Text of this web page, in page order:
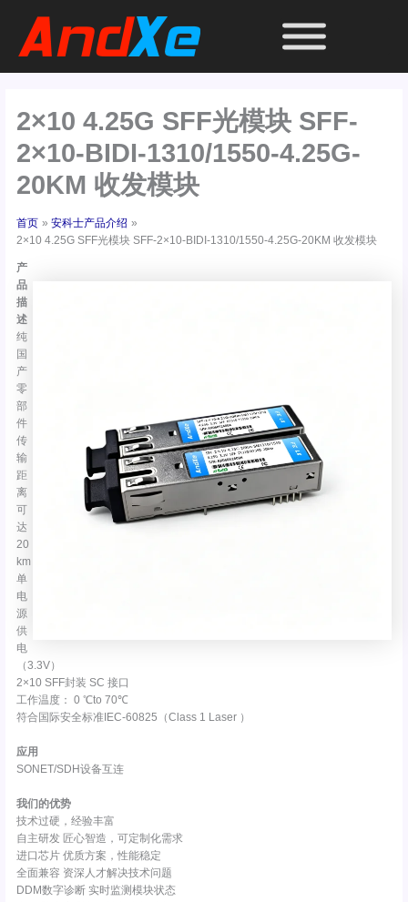
2×10 4.25G SFF光模块 SFF-
2×10-BIDI-1310/1550-4.25G-
20KM 收发模块
首页
安科士产品介绍
2×10 4.25G SFF光模块 SFF-2×10-BIDI-1310/1550-4.25G-20KM 收发模块
产
品
描
述
纯
国
产
零
部
件
传
输
距
离
可
达
20
km
单
电
源
供
电
（3.3V）
2×10 SFF封装 SC 接口
工作温度： 0 ℃to 70℃
符合国际安全标准IEC-60825（Class 1 Laser ）
应用
SONET/SDH设备互连
我们的优势
技术过硬，经验丰富
自主研发 匠心智造，可定制化需求
进口芯片 优质方案，性能稳定
全面兼容 资深人才解决技术问题
DDM数字诊断 实时监测模块状态